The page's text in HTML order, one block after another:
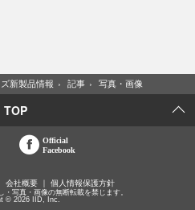
新製品情報 › 記事 › 写真・画像
TOP
Official
Facebook
会社概要 個人情報保護方針
写真・画像の無断転載を禁じます。
© 2026 IID, Inc.